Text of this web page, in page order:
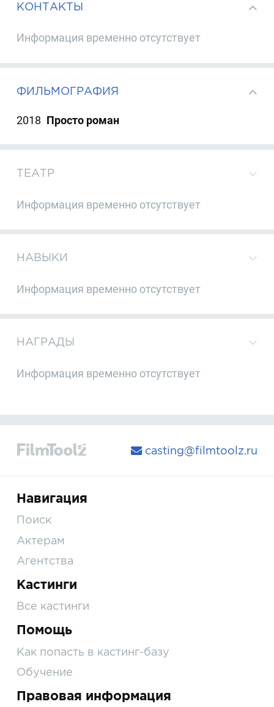
КОНТАКТЫ
Информация временно отсутствует
ФИЛЬМОГРАФИЯ
2018 Просто роман
ТЕАТР
Информация временно отсутствует
НАВЫКИ
Информация временно отсутствует
НАГРАДЫ
Информация временно отсутствует
casting@filmtoolz.ru
Навигация
Поиск
Актерам
Агентства
Кастинги
Все кастинги
Помощь
Как попасть в кастинг-базу
Обучение
Правовая информация